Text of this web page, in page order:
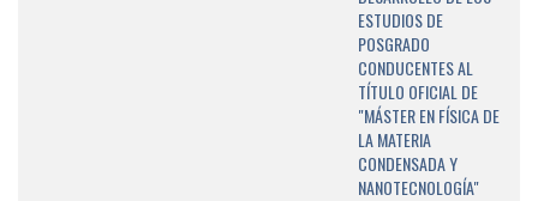
ESTUDIOS DE
POSGRADO
CONDUCENTES AL
TÍTULO OFICIAL DE
"MÁSTER EN FÍSICA DE
LA MATERIA
CONDENSADA Y
NANOTECNOLOGÍA"